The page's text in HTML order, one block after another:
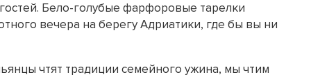
Бело-голубые фарфоровые тарелки
вечера на берегу Адриатики, где бы вы ни
чтят традиции семейного ужина, мы чтим